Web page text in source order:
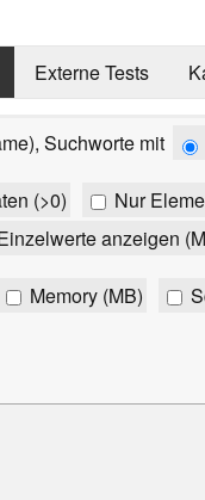
Externe Tests
Suchworte mit
(>0)
Nur
anzeigen
Memory (MB)